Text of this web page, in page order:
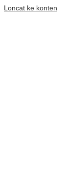
Loncat ke konten